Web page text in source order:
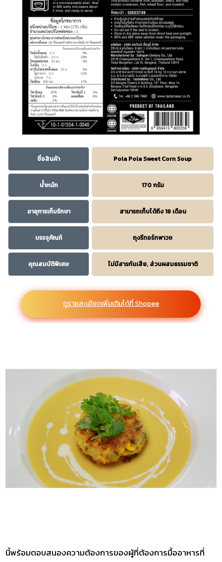
ชื่อสินค้า Pola Pola Sweet Corn Soup
น้ำหนัก 170 กรัม
อายุการเก็บรักษา สามารถเก็บได้ถึง 18 เดือน
บรรจุภัณฑ์ ถุงรีทอร์ทพาวช
คุณสมบัติพิเศษ ไม่มีสารกันเสีย, ส่วนผสมธรรมชาติ
ดูรายละเอียดเพิ่มเติมได้ที่ Shopee
นี้พร้อมตอบสนองความต้องการของผู้ที่ต้องการมื้ออาหารที่